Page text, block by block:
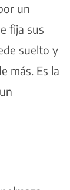
un
fija sus
suelto y
más. Es la